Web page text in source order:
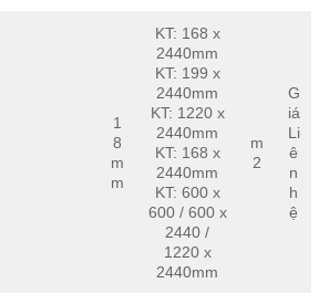
1
8
m
m
KT: 168 x
2440mm
KT: 199 x
2440mm
KT: 1220 x
2440mm
KT: 168 x
2440mm
KT: 600 x
600 / 600 x
2440 /
1220 x
2440mm
m
2
G
iá
Li
ê
n
h
ệ